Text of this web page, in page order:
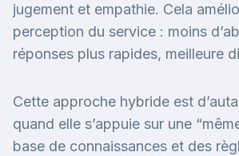
jugement et empathie. Cela
perception du service : moins
réponses plus rapides, meilleure
Cette approche hybride est
quand elle s’appuie sur une
base de connaissances et des